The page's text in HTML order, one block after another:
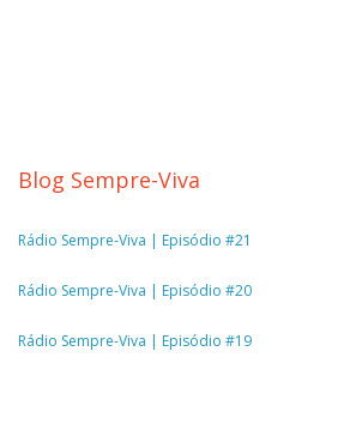
Blog Sempre-Viva
Rádio Sempre-Viva | Episódio #21
Rádio Sempre-Viva | Episódio #20
Rádio Sempre-Viva | Episódio #19